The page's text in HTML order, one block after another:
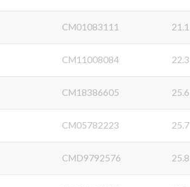
CM01083111 21.1
CM11008084 22.3
CM18386605 25.6
CM05782223 25.7
CMD9792576 25.8